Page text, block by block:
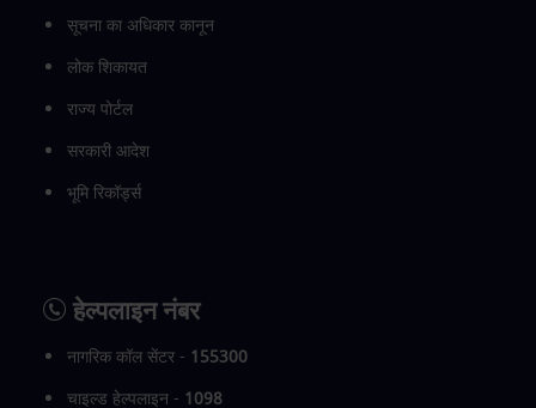
सूचना का अधिकार कानून
लोक शिकायत
राज्य पोर्टल
सरकारी आदेश
भूमि रिकॉर्ड्स
हेल्पलाइन नंबर
नागरिक कॉल सेंटर - 155300
चाइल्ड हेल्पलाइन - 1098